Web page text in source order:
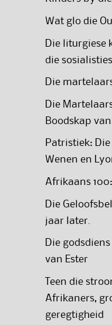
Wat glo die
Die liturgiese
die
Die
Die
Boodskap
Patristiek:
Wenen en
Afrikaans
Die
jaar later.
Die
van Ester
Teen die
Afrikaners,
geregtigheid